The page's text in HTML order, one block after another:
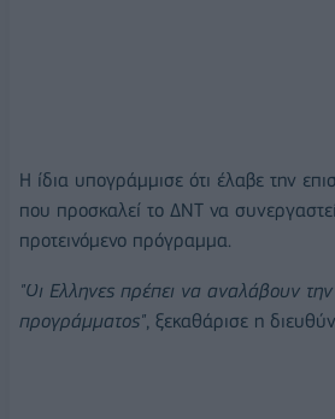
Η ίδια υπογράμμισε ότι έλαβε την
που προσκαλεί το ΔΝΤ να
προτεινόμενο πρόγραμμα.
"Οι Ελληνες πρέπει να αναλάβουν την
προγράμματος", ξεκαθάρισε η